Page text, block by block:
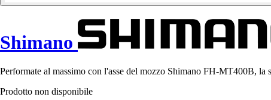
Shimano
Performate al massimo con l'asse del mozzo Shimano FH-MT400B,
Prodotto non disponibile